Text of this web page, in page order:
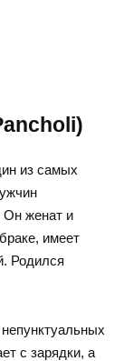
из самых
Он женат и
имеет
Родился
с зарядки, а